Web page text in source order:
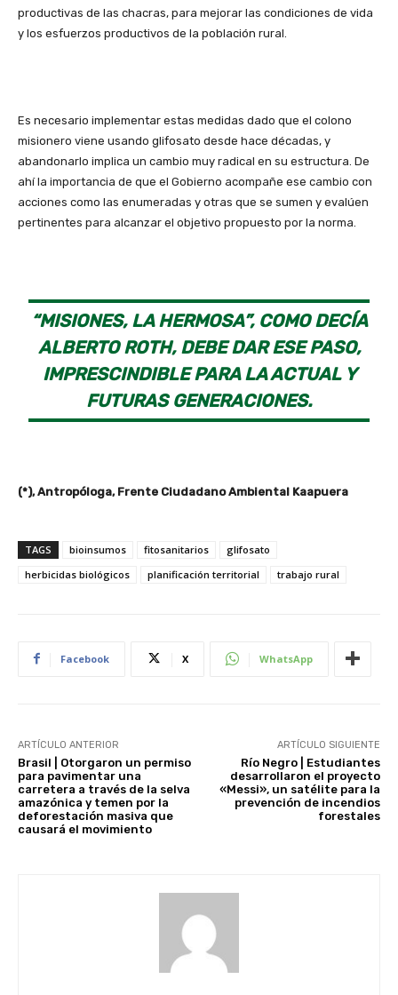
productivas de las chacras, para mejorar las condiciones de vida
y los esfuerzos productivos de la población rural.
Es necesario implementar estas medidas dado que el colono
misionero viene usando glifosato desde hace décadas, y
abandonarlo implica un cambio muy radical en su estructura. De
ahí la importancia de que el Gobierno acompañe ese cambio con
acciones como las enumeradas y otras que se sumen y evalúen
pertinentes para alcanzar el objetivo propuesto por la norma.
“MISIONES, LA HERMOSA”, COMO DECÍA
ALBERTO ROTH, DEBE DAR ESE PASO,
IMPRESCINDIBLE PARA LA ACTUAL Y
FUTURAS GENERACIONES.
(*), Antropóloga, Frente Ciudadano Ambiental Kaapuera
TAGS bioinsumos fitosanitarios
glifosato
herbicidas biológicos
planificación territorial trabajo rural
Facebook X WhatsApp
ARTÍCULO ANTERIOR
Brasil | Otorgaron un permiso
para pavimentar una
carretera a través de la selva
amazónica y temen por la
deforestación masiva que
causará el movimiento
ARTÍCULO SIGUIENTE
Río Negro | Estudiantes
desarrollaron el proyecto
«Messi», un satélite para la
prevención de incendios
forestales